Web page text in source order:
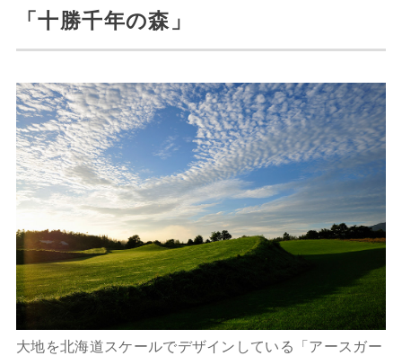
「十勝千年の森」
大地を北海道スケールでデザインしている「アースガー